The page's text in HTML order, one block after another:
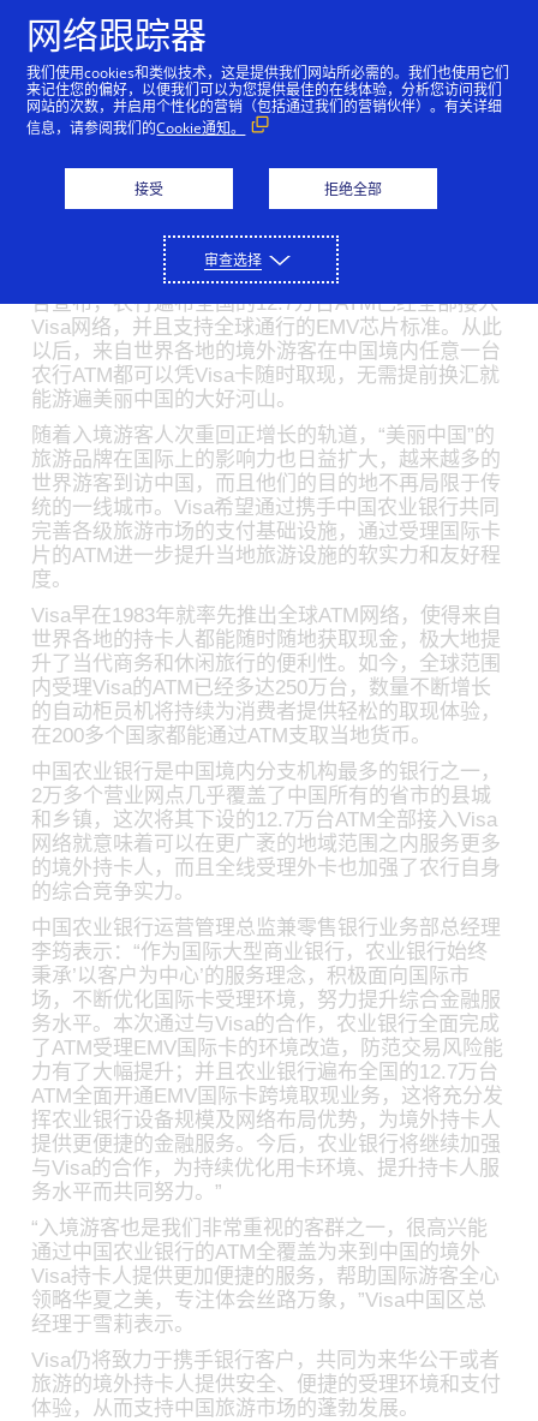
Visa携手中国农业银行逐
步完善ATM外卡受理环境
来自世界各地的游客提供更加便捷的用卡体验
Visa 公司（纽交所代码：V）今日与中国农业银行联
合宣布，农行遍布全国的12.7万台ATM已经全部接入
Visa网络，并且支持全球通行的EMV芯片标准。从此
以后，来自世界各地的境外游客在中国境内任意一台
农行ATM都可以凭Visa卡随时取现，无需提前换汇就
能游遍美丽中国的大好河山。
随着入境游客人次重回正增长的轨道，“美丽中国”的
旅游品牌在国际上的影响力也日益扩大，越来越多的
世界游客到访中国，而且他们的目的地不再局限于传
统的一线城市。Visa希望通过携手中国农业银行共同
完善各级旅游市场的支付基础设施，通过受理国际卡
片的ATM进一步提升当地旅游设施的软实力和友好程
度。
Visa早在1983年就率先推出全球ATM网络，使得来自
世界各地的持卡人都能随时随地获取现金，极大地提
升了当代商务和休闲旅行的便利性。如今，全球范围
内受理Visa的ATM已经多达250万台，数量不断增长
的自动柜员机将持续为消费者提供轻松的取现体验，
在200多个国家都能通过ATM支取当地货币。
中国农业银行是中国境内分支机构最多的银行之一，
2万多个营业网点几乎覆盖了中国所有的省市的县城
和乡镇，这次将其下设的12.7万台ATM全部接入Visa
网络就意味着可以在更广袤的地域范围之内服务更多
的境外持卡人，而且全线受理外卡也加强了农行自身
的综合竞争实力。
中国农业银行运营管理总监兼零售银行业务部总经理
李筠表示：“作为国际大型商业银行，农业银行始终
秉承’以客户为中心’的服务理念，积极面向国际市
场，不断优化国际卡受理环境，努力提升综合金融服
务水平。本次通过与Visa的合作，农业银行全面完成
了ATM受理EMV国际卡的环境改造，防范交易风险能
力有了大幅提升；并且农业银行遍布全国的12.7万台
ATM全面开通EMV国际卡跨境取现业务，这将充分发
挥农业银行设备规模及网络布局优势，为境外持卡人
提供更便捷的金融服务。今后，农业银行将继续加强
与Visa的合作，为持续优化用卡环境、提升持卡人服
务水平而共同努力。”
“入境游客也是我们非常重视的客群之一，很高兴能
通过中国农业银行的ATM全覆盖为来到中国的境外
Visa持卡人提供更加便捷的服务，帮助国际游客全心
领略华夏之美，专注体会丝路万象，”Visa中国区总
经理于雪莉表示。
Visa仍将致力于携手银行客户，共同为来华公干或者
旅游的境外持卡人提供安全、便捷的受理环境和支付
体验，从而支持中国旅游市场的蓬勃发展。
网络跟踪器
我们使用cookies和类似技术，这是提供我们网站所必需的。我们也使用它们
来记住您的偏好，以便我们可以为您提供最佳的在线体验，分析您访问我们
网站的次数，并启用个性化的营销（包括通过我们的营销伙伴）。有关详细
信息，请参阅我们的Cookie通知。
接受 拒绝全部
审查选择